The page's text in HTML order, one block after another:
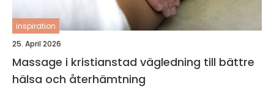
inspiration
25. April 2026
Massage i kristianstad vägledning till bättre
hälsa och återhämtning